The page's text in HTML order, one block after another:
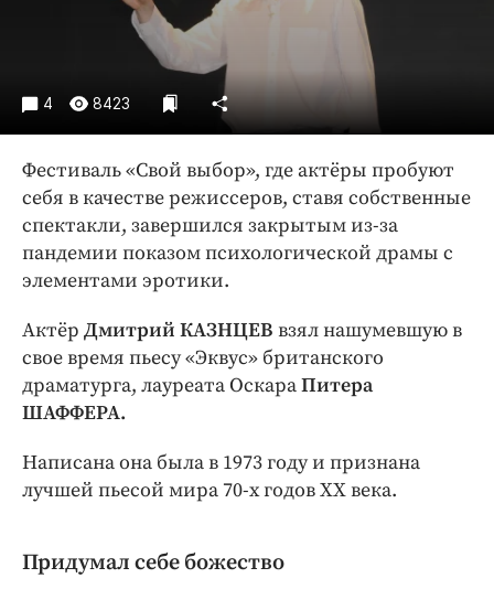
Экономика и бизнес
ПРОЕКТЫ
Издания
Медиаперсона
Интересное чтиво
Клиника года
Работодатель года
4 8423
Фестиваль «Свой выбор», где актёры пробуют
себя в качестве режиссеров, ставя собственные
спектакли, завершился закрытым из-за
пандемии показом психологической драмы с
элементами эротики.
Актёр Дмитрий КАЗНЦЕВ взял нашумевшую в
свое время пьесу «Эквус» британского
драматурга, лауреата ОскараПитера
ШАФФЕРА.
Написана она была в 1973 году и признана
лучшей пьесой мира 70-х годов XX века.
Придумал себе божество